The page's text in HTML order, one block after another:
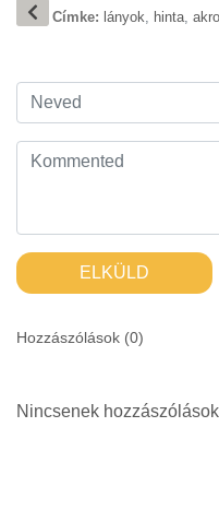
Címke: lányok, hinta,
ELKÜLD
Hozzászólások (0)
Nincsenek hozzászólások